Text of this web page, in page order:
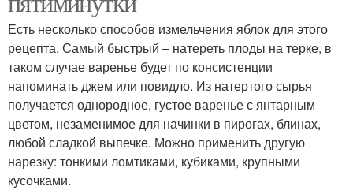
Есть несколько способов измельчения яблок для этого
рецепта. Самый быстрый ‒ натереть плоды на терке, в
таком случае варенье будет по консистенции
напоминать джем или повидло. Из натертого сырья
получается однородное, густое варенье с янтарным
цветом, незаменимое для начинки в пирогах, блинах,
любой сладкой выпечке. Можно применить другую
нарезку: тонкими ломтиками, кубиками, крупными
кусочками.